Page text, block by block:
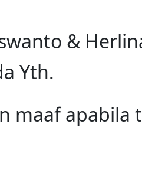
&
Yth.
maaf apabila